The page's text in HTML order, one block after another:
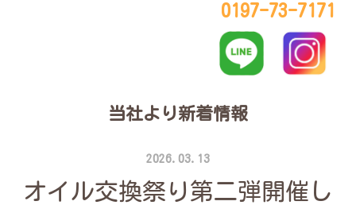
0197-73-7171
当社より新着情報
2026.03.13
オイル交換祭り第二弾開催し